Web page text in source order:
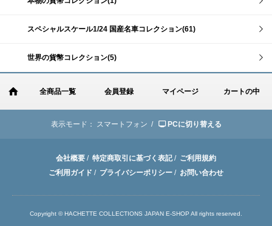
スペシャルスケール1/24 国産名車コレクション(61)
世界の貨幣コレクション(5)
全商品一覧 会員登録 マイページ カートの中
表示モード： スマートフォン / PCに切り替える
会社概要 / 特定商取引に基づく表記/ ご利用規約
ご利用ガイド / プライバシーポリシー / お問い合わせ
Copyright © HACHETTE COLLECTIONS JAPAN E-SHOP All rights reserved.